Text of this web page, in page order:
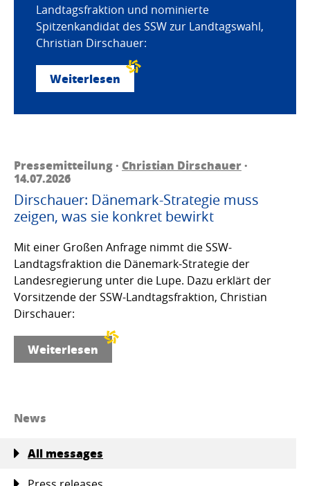
Landtagsfraktion und nominierte
Spitzenkandidat des SSW zur Landtagswahl,
Christian Dirschauer:
Weiterlesen
Pressemitteilung · Christian Dirschauer·
14.07.2026
Dirschauer: Dänemark-Strategie muss
zeigen, was sie konkret bewirkt
Mit einer Großen Anfrage nimmt die SSW-
Landtagsfraktion die Dänemark-Strategie der
Landesregierung unter die Lupe. Dazu erklärt der
Vorsitzende der SSW-Landtagsfraktion, Christian
Dirschauer:
Weiterlesen
News
All messages